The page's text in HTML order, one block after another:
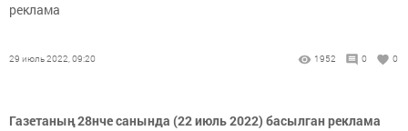
реклама
29 июль 2022, 09:20 1952 0 0
Газетаның 28нче санында (22 июль 2022) басылган реклама